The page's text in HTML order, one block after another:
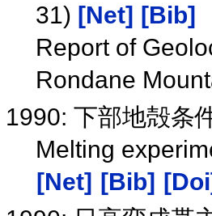
31) [Net] [Bib]
Report of
Rondane
1990: 下部地殻条
Melting
[Net] [Bib]